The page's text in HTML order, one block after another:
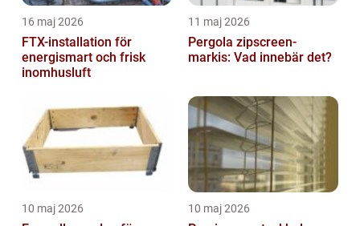
16 maj 2026
FTX-installation för
energismart och frisk
inomhusluft
11 maj 2026
Pergola zipscreen-
markis: Vad innebär det?
10 maj 2026 10 maj 2026